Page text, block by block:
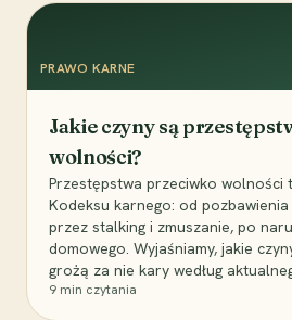
PRAWO KARNE
Jakie czyny są
wolności?
Przestępstwa przeciwko wolności
Kodeksu karnego: od
przez stalking i zmuszanie, po
domowego. Wyjaśniamy, jakie
grożą za nie kary według
9 min czytania